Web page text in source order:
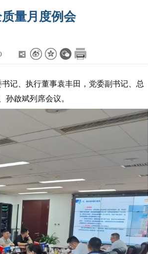
量月度例会
记、执行董事袁丰田，党委副书记、总
啟斌列席会议。